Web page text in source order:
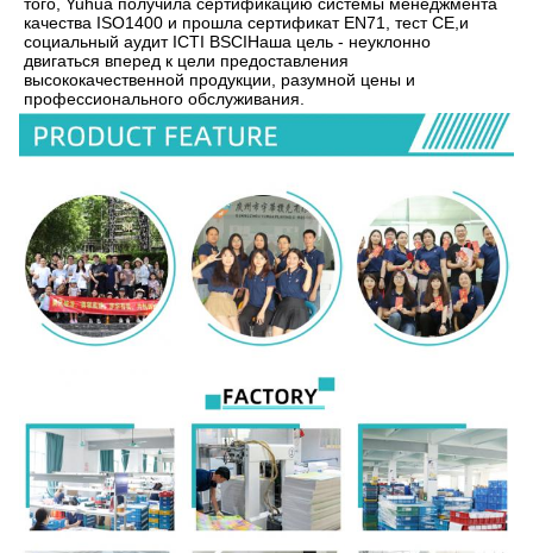
качества ISO1400 и прошла сертификат EN71, тест CE,и
социальный аудит ICTI BSCIНаша цель - неуклонно
двигаться вперед к цели предоставления
высококачественной продукции, разумной цены и
профессионального обслуживания.